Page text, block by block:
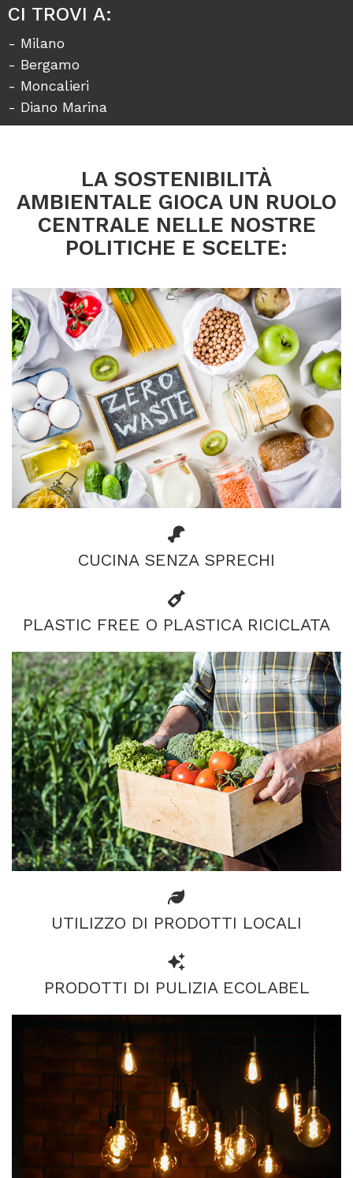
CI TROVI A:
- Milano
- Bergamo
- Moncalieri
- Diano Marina
LA SOSTENIBILITÀ
AMBIENTALE GIOCA UN RUOLO
CENTRALE NELLE NOSTRE
POLITICHE E SCELTE:
CUCINA SENZA SPRECHI
PLASTIC FREE O PLASTICA RICICLATA
UTILIZZO DI PRODOTTI LOCALI
PRODOTTI DI PULIZIA ECOLABEL